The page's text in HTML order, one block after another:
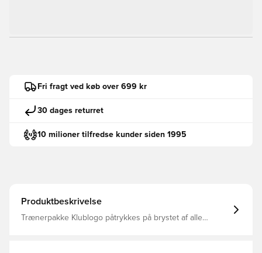
Fri fragt ved køb over 699 kr
30 dages returret
10 milioner tilfredse kunder siden 1995
Produktbeskrivelse
Trænerpakke Klublogo påtrykkes på brystet af alle